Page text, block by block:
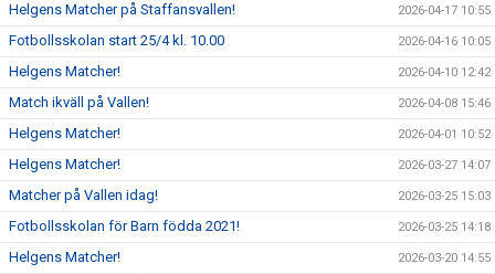
Helgens Matcher på Staffansvallen! 2026-04-17 10:55
Fotbollsskolan start 25/4 kl. 10.00 2026-04-16 10:05
Helgens Matcher! 2026-04-10 12:42
Match ikväll på Vallen! 2026-04-08 15:46
Helgens Matcher! 2026-04-01 10:52
Helgens Matcher! 2026-03-27 14:07
Matcher på Vallen idag! 2026-03-25 15:03
Fotbollsskolan för Barn födda 2021! 2026-03-25 14:18
Helgens Matcher! 2026-03-20 14:55